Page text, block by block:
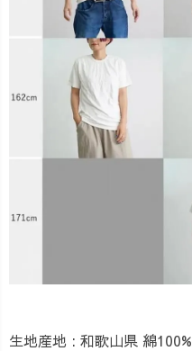
生地産地 : 和歌山県 綿100%